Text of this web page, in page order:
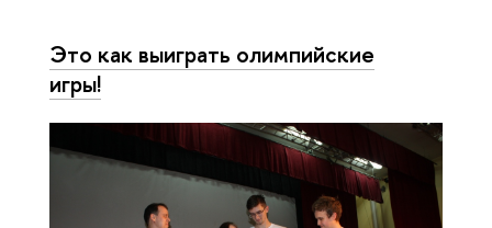
Это как выиграть олимпийские
игры!